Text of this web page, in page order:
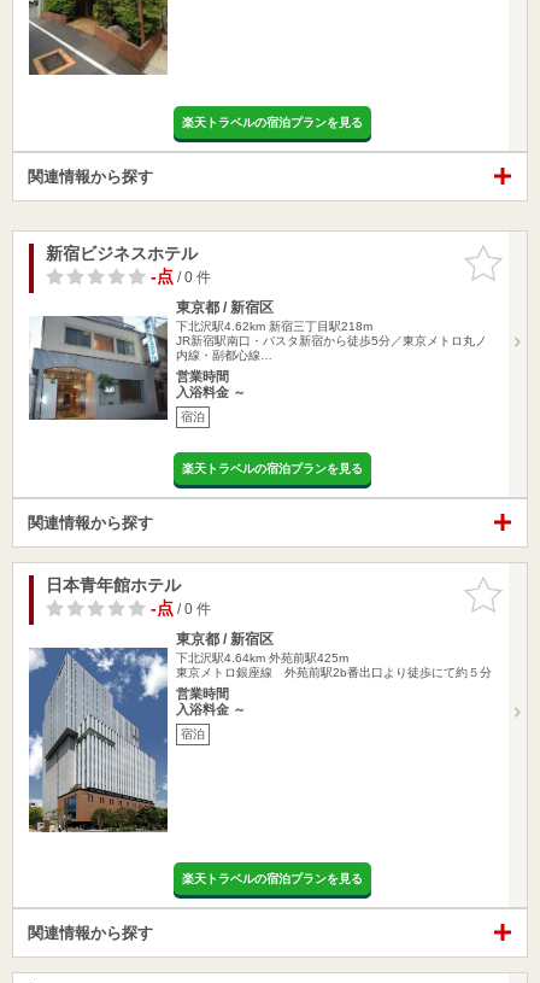
楽天トラベルの宿泊プランを見る
関連情報から探す
お気に入
りに追加
新宿ビジネスホテル
-点/ 0 件
東京都 / 新宿区
下北沢駅4.62km 新宿三丁目駅218m
JR新宿駅南口・バスタ新宿から徒歩5分／東京メトロ丸ノ
内線・副都心線…
営業時間
入浴料金 ～
宿泊
楽天トラベルの宿泊プランを見る
関連情報から探す
お気に入
りに追加
日本青年館ホテル
-点/ 0 件
東京都 / 新宿区
下北沢駅4.64km 外苑前駅425m
東京メトロ銀座線 外苑前駅2b番出口より徒歩にて約５分
営業時間
入浴料金 ～
宿泊
楽天トラベルの宿泊プランを見る
関連情報から探す